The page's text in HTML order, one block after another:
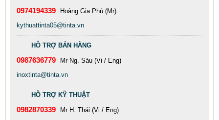
0974194339
Hoàng Gia Phú (Mr)
kythuattinta05@tinta.vn
HỖ TRỢ BÁN HÀNG
0987636779
Mr Ng. Sáu (Vi / Eng)
inoxtinta@tinta.vn
HỖ TRỢ KỸ THUẬT
0982870339
Mr H. Thái (Vi / Eng)